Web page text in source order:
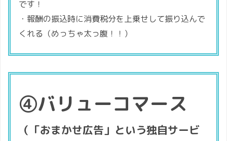
です！
・報酬の振込時に消費税分を上乗せして振り込んで
くれる（めっちゃ太っ腹！！）
④バリューコマース
（「おまかせ広告」という独自サービ